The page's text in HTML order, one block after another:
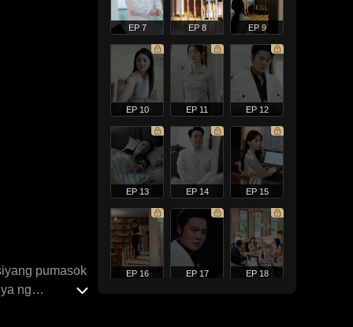
pumasok
ng
EP 7 EP 8 EP 9
EP 10 EP 11 EP 12
EP 13 EP 14 EP 15
EP 16 EP 17 EP 18